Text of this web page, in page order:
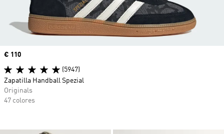
Precio
€ 110
(5947)
Zapatilla Handball Spezial
Originals
47 colores